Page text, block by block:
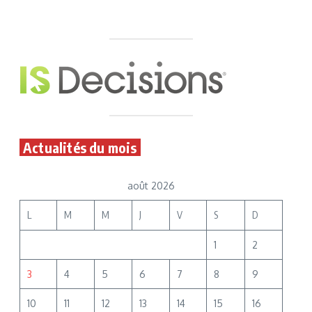
Actualités du mois
août 2026
L M M J V S D
1 2
3 4 5 6 7 8 9
10 11 12 13 14 15 16